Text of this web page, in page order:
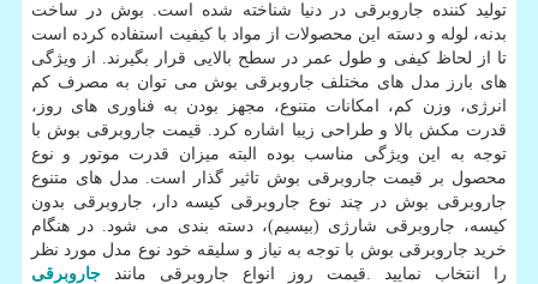
تولید کننده جاروبرقی در دنیا شناخته شده است. بوش در ساخت
بدنه، لوله و دسته این محصولات از مواد با کیفیت استفاده کرده است
تا از لحاظ کیفی و طول عمر در سطح بالایی قرار بگیرند. از ویژگی
های بارز مدل های مختلف جاروبرقی بوش می توان به مصرف کم
انرژی، وزن کم، امکانات متنوع، مجهز بودن به فناوری های روز،
قدرت مکش بالا و طراحی زیبا اشاره کرد. قیمت جاروبرقی بوش با
توجه به این ویژگی مناسب بوده البته میزان قدرت موتور و نوع
محصول بر قیمت جاروبرقی بوش تاثیر گذار است. مدل های متنوع
جاروبرقی بوش در چند نوع جاروبرقی کیسه دار، جاروبرقی بدون
کیسه، جاروبرقی شارژی (بیسیم)، دسته بندی می شود. در هنگام
خرید جاروبرقی بوش با توجه به نیاز و سلیقه خود نوع مدل مورد نظر
را انتخاب نمایید .قیمت روز انواع جاروبرقی مانند جاروبرقی